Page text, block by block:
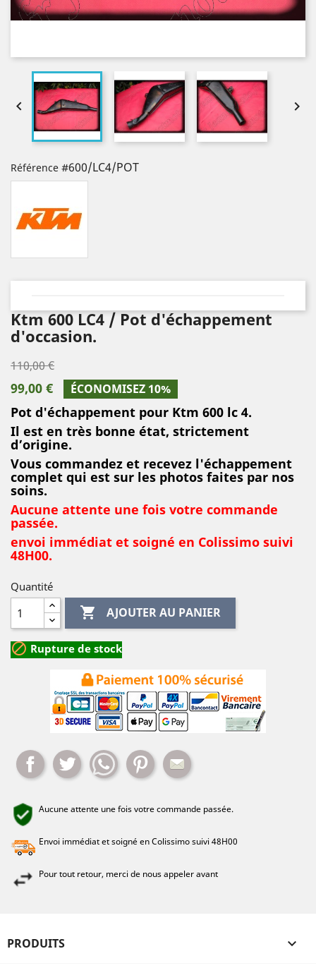
 
Référence #600/LC4/POT
Ktm 600 LC4 / Pot d'échappement
d'occasion.
110,00 €
99,00 € ÉCONOMISEZ 10%
Pot d'échappement pour Ktm 600 lc 4.
Il est en très bonne état, strictement
d’origine.
Vous commandez et recevez l'échappement
complet qui est sur les photos faites par nos
soins.
Aucune attente une fois votre commande
passée.
envoi immédiat et soigné en Colissimo suivi
48H00.
Quantité
 AJOUTER AU PANIER
 Rupture de stock
Partager Tweet WhatsappPinterest
Aucune attente une fois votre commande passée.
Envoi immédiat et soigné en Colissimo suivi 48H00
Pour tout retour, merci de nous appeler avant
PRODUITS 